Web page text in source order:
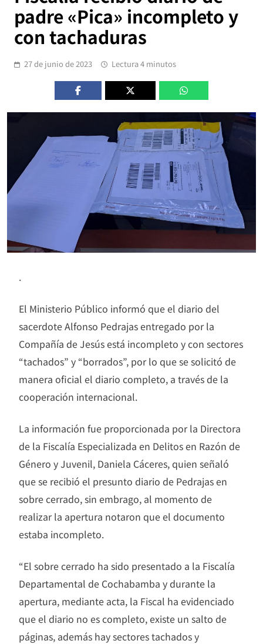
padre «Pica» incompleto y
con tachaduras
27 de junio de 2023 Lectura 4 minutos
.
El Ministerio Público informó que el diario del
sacerdote Alfonso Pedrajas entregado por la
Compañía de Jesús está incompleto y con sectores
“tachados” y “borrados”, por lo que se solicitó de
manera oficial el diario completo, a través de la
cooperación internacional.
La información fue proporcionada por la Directora
de la Fiscalía Especializada en Delitos en Razón de
Género y Juvenil, Daniela Cáceres, quien señaló
que se recibió el presunto diario de Pedrajas en
sobre cerrado, sin embrago, al momento de
realizar la apertura notaron que el documento
estaba incompleto.
“El sobre cerrado ha sido presentado a la Fiscalía
Departamental de Cochabamba y durante la
apertura, mediante acta, la Fiscal ha evidenciado
que el diario no es completo, existe un salto de
páginas, además hay sectores tachados y